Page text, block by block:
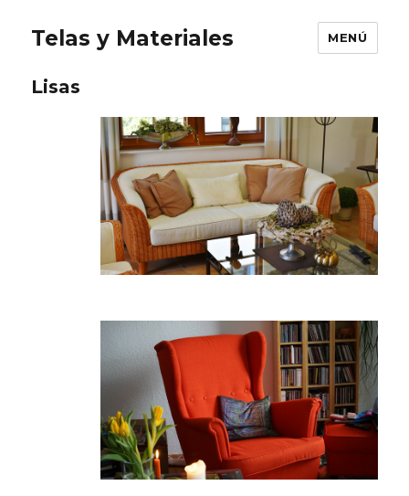
Telas y Materiales MENÚ
Lisas